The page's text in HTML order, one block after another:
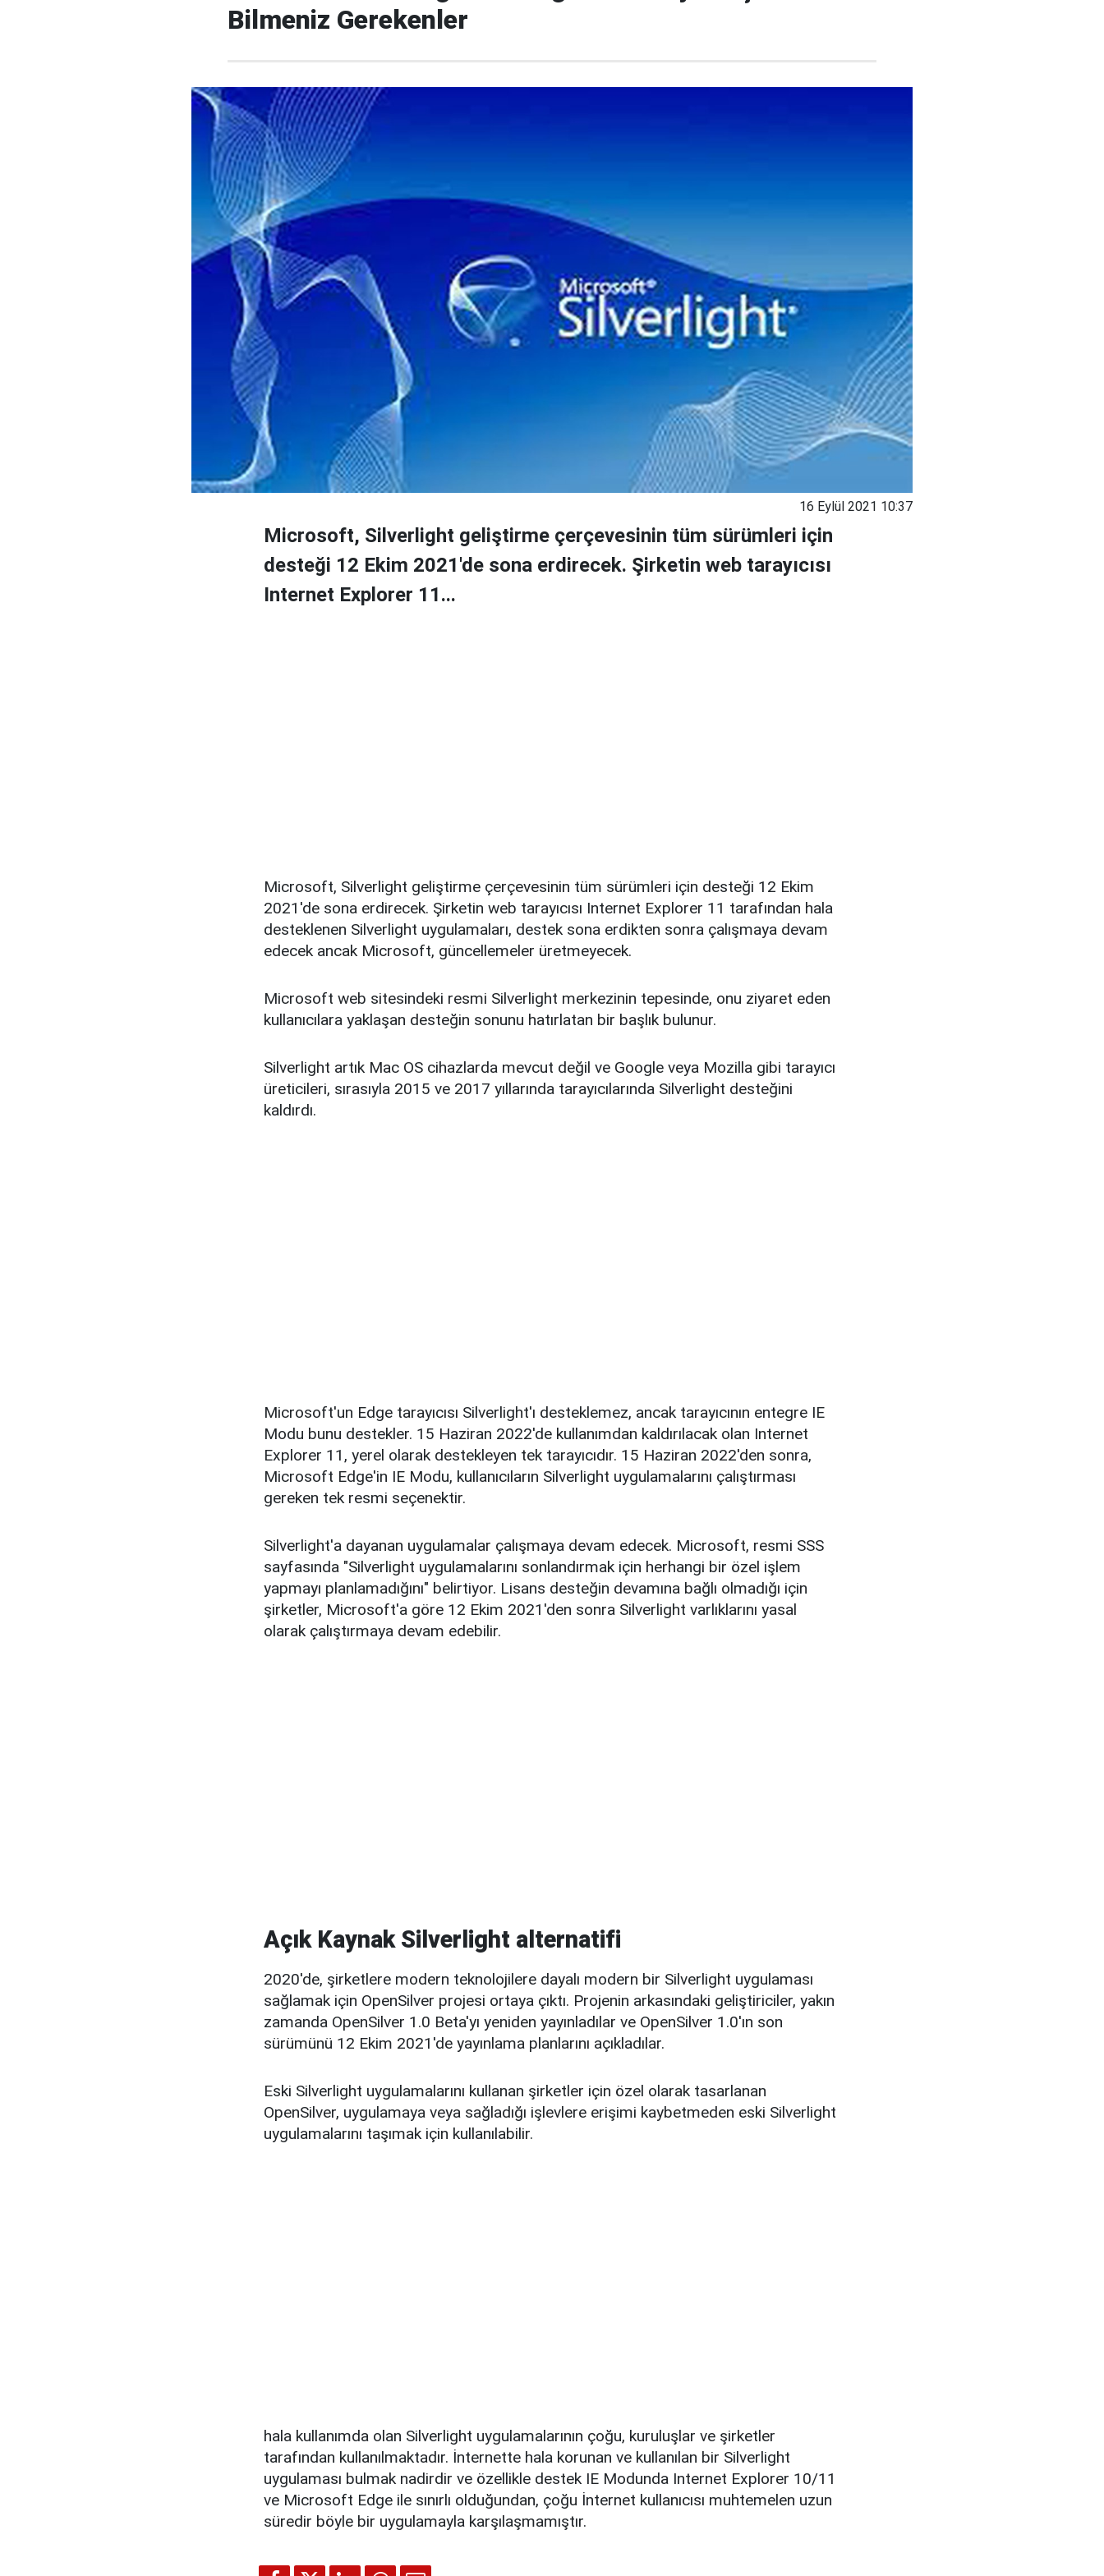
Bilmeniz Gerekenler
16 Eylül 2021 10:37
Microsoft, Silverlight geliştirme çerçevesinin tüm sürümleri için
desteği 12 Ekim 2021'de sona erdirecek. Şirketin web tarayıcısı
Internet Explorer 11...
Microsoft, Silverlight geliştirme çerçevesinin tüm sürümleri için desteği 12 Ekim
2021'de sona erdirecek. Şirketin web tarayıcısı Internet Explorer 11 tarafından hala
desteklenen Silverlight uygulamaları, destek sona erdikten sonra çalışmaya devam
edecek ancak Microsoft, güncellemeler üretmeyecek.
Microsoft web sitesindeki resmi Silverlight merkezinin tepesinde, onu ziyaret eden
kullanıcılara yaklaşan desteğin sonunu hatırlatan bir başlık bulunur.
Silverlight artık Mac OS cihazlarda mevcut değil ve Google veya Mozilla gibi tarayıcı
üreticileri, sırasıyla 2015 ve 2017 yıllarında tarayıcılarında Silverlight desteğini
kaldırdı.
Microsoft'un Edge tarayıcısı Silverlight'ı desteklemez, ancak tarayıcının entegre IE
Modu bunu destekler. 15 Haziran 2022'de kullanımdan kaldırılacak olan Internet
Explorer 11, yerel olarak destekleyen tek tarayıcıdır. 15 Haziran 2022'den sonra,
Microsoft Edge'in IE Modu, kullanıcıların Silverlight uygulamalarını çalıştırması
gereken tek resmi seçenektir.
Silverlight'a dayanan uygulamalar çalışmaya devam edecek. Microsoft, resmi SSS
sayfasında "Silverlight uygulamalarını sonlandırmak için herhangi bir özel işlem
yapmayı planlamadığını" belirtiyor. Lisans desteğin devamına bağlı olmadığı için
şirketler, Microsoft'a göre 12 Ekim 2021'den sonra Silverlight varlıklarını yasal
olarak çalıştırmaya devam edebilir.
Açık Kaynak Silverlight alternatifi
2020'de, şirketlere modern teknolojilere dayalı modern bir Silverlight uygulaması
sağlamak için OpenSilver projesi ortaya çıktı. Projenin arkasındaki geliştiriciler, yakın
zamanda OpenSilver 1.0 Beta'yı yeniden yayınladılar ve OpenSilver 1.0'ın son
sürümünü 12 Ekim 2021'de yayınlama planlarını açıkladılar.
Eski Silverlight uygulamalarını kullanan şirketler için özel olarak tasarlanan
OpenSilver, uygulamaya veya sağladığı işlevlere erişimi kaybetmeden eski Silverlight
uygulamalarını taşımak için kullanılabilir.
hala kullanımda olan Silverlight uygulamalarının çoğu, kuruluşlar ve şirketler
tarafından kullanılmaktadır. İnternette hala korunan ve kullanılan bir Silverlight
uygulaması bulmak nadirdir ve özellikle destek IE Modunda Internet Explorer 10/11
ve Microsoft Edge ile sınırlı olduğundan, çoğu İnternet kullanıcısı muhtemelen uzun
süredir böyle bir uygulamayla karşılaşmamıştır.